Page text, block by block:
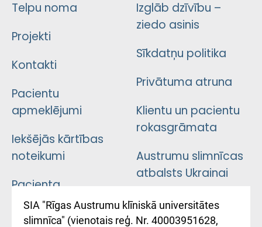
Telpu noma
Projekti
Kontakti
Pacientu
apmeklējumi
Iekšējās kārtības
noteikumi
Pacienta
atsauksmju/sūdzību
iesniegšanas
Izglāb dzīvību –
ziedo asinis
Sīkdatņu politika
Privātuma atruna
Klientu un pacientu
rokasgrāmata
Austrumu slimnīcas
atbalsts Ukrainai
Підтримка Східної
лікарні та співпраця з
SIA "Rīgas Austrumu klīniskā universitātes
slimnīca" (vienotais reģ. Nr. 40003951628,